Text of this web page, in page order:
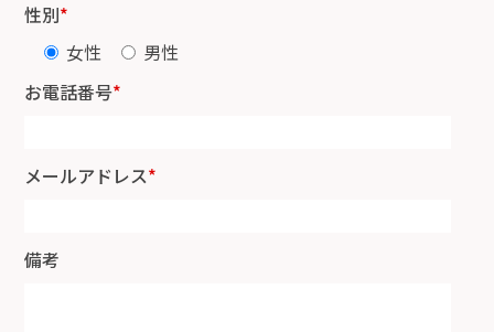
性別*
女性
男性
お電話番号*
メールアドレス*
備考